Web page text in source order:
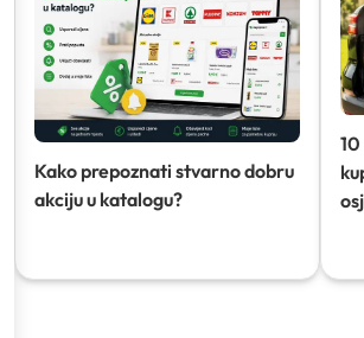
Kako prepoznati stvarno dobru
akciju u katalogu?